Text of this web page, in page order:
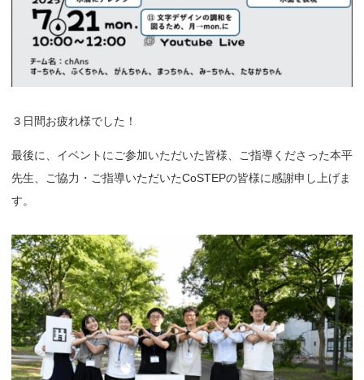
３日間お疲れ様でした！
最後に、イベントにご参加いただいた皆様、ご指導くださった本平
先生、ご協力・ご指導いただいたCoSTEPの皆様に感謝申し上げま
す。